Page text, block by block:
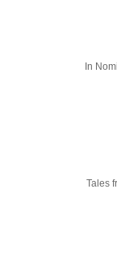
In
Tales